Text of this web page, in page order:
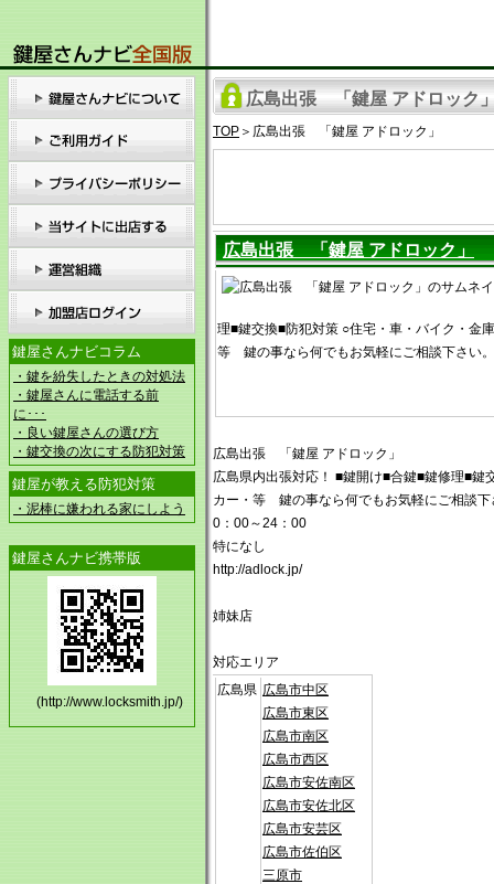
鍵屋さんナビコラム
・鍵を紛失したときの対処法
・鍵屋さんに電話する前
に･･･
・良い鍵屋さんの選び方
・鍵交換の次にする防犯対策
鍵屋が教える防犯対策
・泥棒に嫌われる家にしよう
鍵屋さんナビ携帯版
(http://www.locksmith.jp/)
広島出張 「鍵屋 アドロック
TOP ＞広島出張 「鍵屋 アドロック」
広島出張 「鍵屋 アドロック」
理■鍵交換■防犯対策 ○住宅・車・バイク・金
等 鍵の事なら何でもお気軽にご相談下さい。
広島出張 「鍵屋 アドロック」
広島県内出張対応！ ■鍵開け■合鍵■鍵修理■
カー・等 鍵の事なら何でもお気軽にご相談下
0：00～24：00
特になし
http://adlock.jp/
姉妹店
対応エリア
広島県 広島市中区
広島市東区
広島市南区
広島市西区
広島市安佐南区
広島市安佐北区
広島市安芸区
広島市佐伯区
三原市